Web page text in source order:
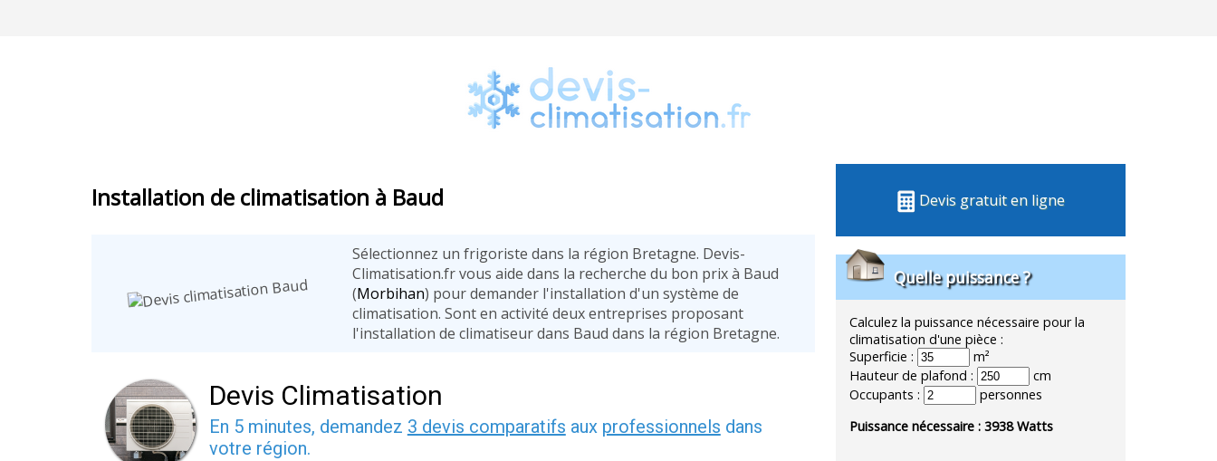
Installation de climatisation à Baud
Sélectionnez un frigoriste dans la région Bretagne. Devis-
Climatisation.fr vous aide dans la recherche du bon prix à Baud
(Morbihan) pour demander l'installation d'un système de
climatisation. Sont en activité deux entreprises proposant
l'installation de climatiseur dans Baud dans la région Bretagne.
Devis Climatisation
En 5 minutes, demandez 3 devis comparatifs aux professionnels dans
votre région.
Devis gratuit en ligne
Quelle puissance ?
Calculez la puissance nécessaire pour la
climatisation d'une pièce :
Superficie :
m²
Hauteur de plafond :
cm
Occupants :
personnes
Puissance nécessaire :3938Watts